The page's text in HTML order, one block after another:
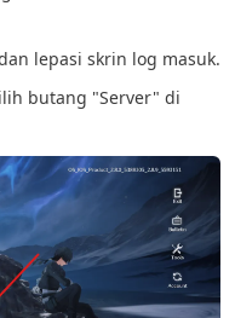
lepasi skrin log masuk.
butang "Server" di